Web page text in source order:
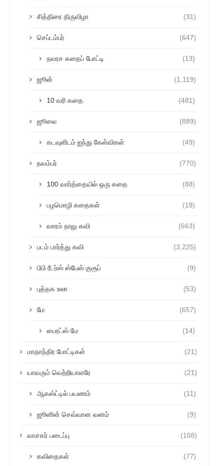
சித்திரை திருவிழா (31)
செப்டம்பர் (647)
நவரச கதைப் போட்டி (13)
ஜூன் (1,119)
10 வரி கதை (481)
ஜூலை (889)
கடவுளிடம் ஐந்து கேள்விகள் (49)
நவம்பர் (770)
100 வார்த்தையில் ஒரு கதை (88)
பழமொழி கதைகள் (18)
வாரம் நாலு கவி (663)
படம் பார்த்து கவி (3,225)
பிபி ரீடர்ஸ் ஸ்பேஸ் குரூப் (9)
புத்தக உலா (53)
மே (657)
பைரட்ஸ் மே (14)
மாதாந்திர போட்டிகள் (21)
யாவரும் வெற்றியாளரே (21)
ஆகஸ்ட்டில் பயணம் (11)
ஜூனின் செவ்வான வனம் (9)
வாசகர் படைப்பு (108)
கவிதைகள் (77)